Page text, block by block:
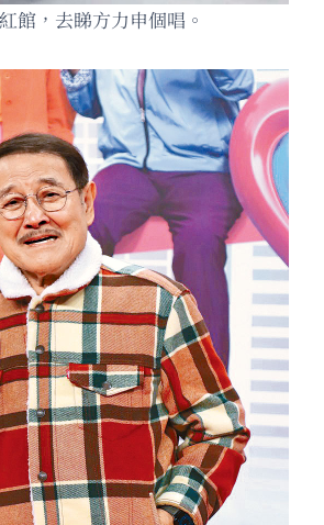
館，去睇方力申個唱。